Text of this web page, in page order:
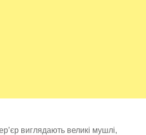
виглядають великі мушлі,